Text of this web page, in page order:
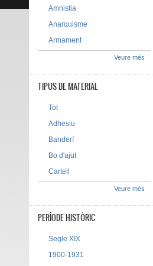
Amnistia
Anarquisme
Armament
Veure més
TIPUS DE MATERIAL
Tot
Adhesiu
Banderí
Bo d'ajut
Cartell
Veure més
PERÍODE HISTÒRIC
Segle XIX
1900-1931